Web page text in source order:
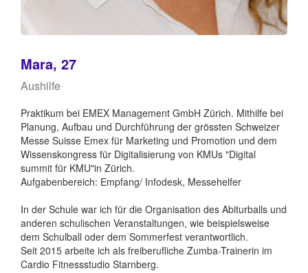
Mara, 27
Aushilfe
Praktikum bei EMEX Management GmbH Zürich. Mithilfe bei
Planung, Aufbau und Durchführung der grössten Schweizer
Messe Suisse Emex für Marketing und Promotion und dem
Wissenskongress für Digitalisierung von KMUs "Digital
summit für KMU"in Zürich.
Aufgabenbereich: Empfang/ Infodesk, Messehelfer
In der Schule war ich für die Organisation des Abiturballs und
anderen schulischen Veranstaltungen, wie beispielsweise
dem Schulball oder dem Sommerfest verantwortlich.
Seit 2015 arbeite ich als freiberufliche Zumba-Trainerin im
Cardio Fitnessstudio Starnberg.